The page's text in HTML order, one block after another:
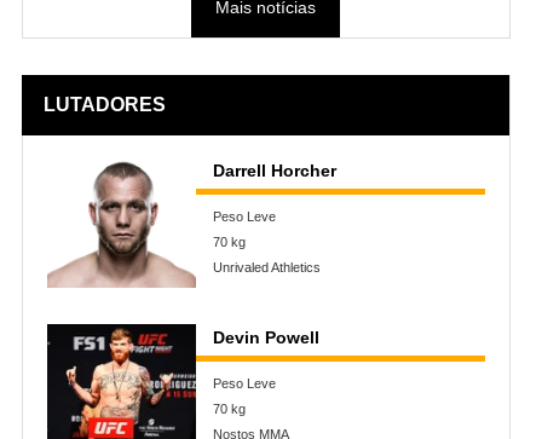
Mais notícias
LUTADORES
Darrell Horcher
Peso Leve
70 kg
Unrivaled Athletics
Devin Powell
Peso Leve
70 kg
Nostos MMA